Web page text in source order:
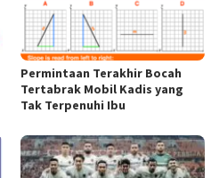
Permintaan Terakhir Bocah
Tertabrak Mobil Kadis yang
Tak Terpenuhi Ibu